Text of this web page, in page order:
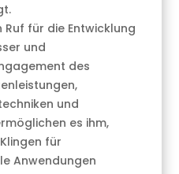
für die Entwicklung
und
des
und
es ihm,
für
Anwendungen